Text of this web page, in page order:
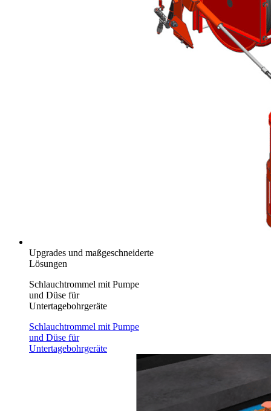
Upgrades und maßgeschneiderte
Lösungen
Schlauchtrommel mit Pumpe
und Düse für
Untertagebohrgeräte
Schlauchtrommel mit Pumpe
und Düse für
Untertagebohrgeräte